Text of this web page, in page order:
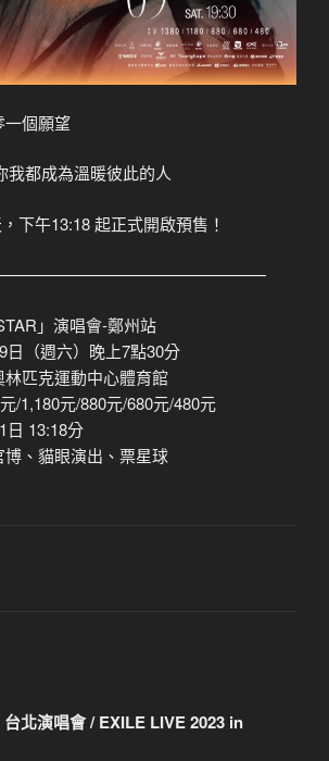
一個願望
我都成為溫暖彼此的人
下午13:18 起正式開啟預售！
」演唱會-鄭州站
日（週六）晚上7點30分
匹克運動中心體育館
/1,180元/880元/680元/480元
日 13:18分
、貓眼演出、票星球
北演唱會 / EXILE LIVE 2023 in